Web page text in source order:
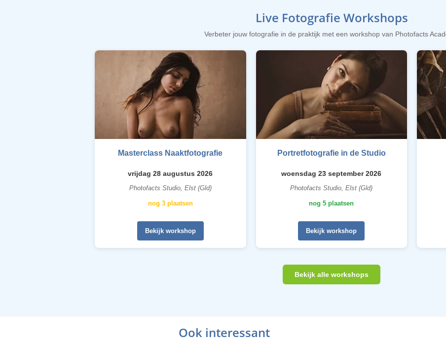
Live Fotografie Workshops
Verbeter jouw fotografie in de praktijk met een workshop van Photofacts
Masterclass Naaktfotografie
vrijdag 28 augustus 2026
Photofacts Studio, Elst (Gld)
nog 3 plaatsen
Bekijk workshop
Portretfotografie in de Studio
woensdag 23 september 2026
Photofacts Studio, Elst (Gld)
nog 5 plaatsen
Bekijk workshop
Bekijk alle workshops
Ook interessant